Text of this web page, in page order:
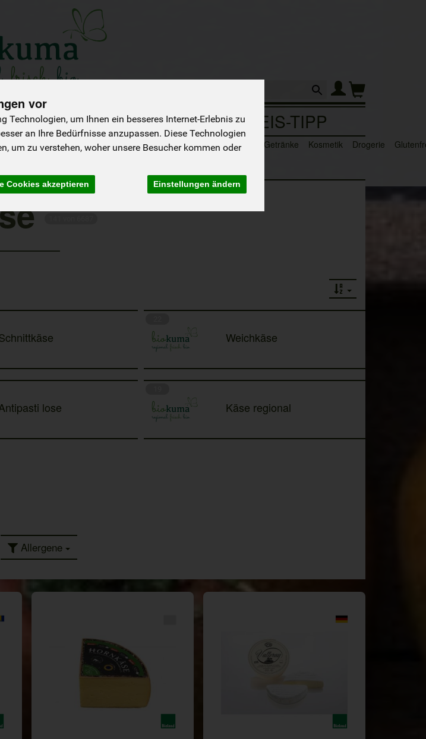
vor
Technologien, um Ihnen ein besseres Internet-Erlebnis zu
an Ihre Bedürfnisse anzupassen. Diese Technologien
um zu verstehen, woher unsere Besucher kommen oder
Cookies akzeptieren Einstellungen ändern
Frühstücksprodukte Koch- & Backzutaten Süße & Salzige Snacks Getränke Kosmetik Drogerie
Saison Angebote Sortiment PREIS-TIPP
Weichkäse
lose Käse regional
Allergene